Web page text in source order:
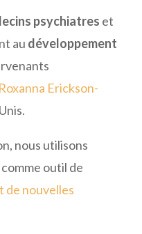
psychiatres et
au développement
Erickson-
nous utilisons
outil de
de nouvelles